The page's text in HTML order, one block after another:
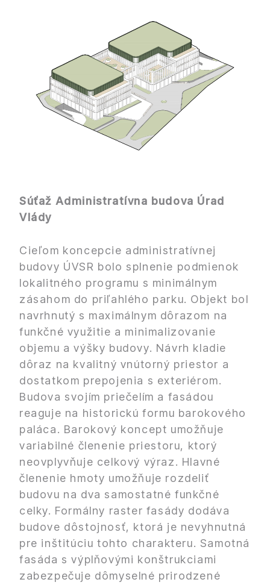
Súťaž Administratívna budova Úrad
Vlády
Cieľom koncepcie administratívnej
budovy ÚVSR bolo splnenie podmienok
lokalitného programu s minimálnym
zásahom do priľahlého parku. Objekt bol
navrhnutý s maximálnym dôrazom na
funkčné využitie a minimalizovanie
objemu a výšky budovy. Návrh kladie
dôraz na kvalitný vnútorný priestor a
dostatkom prepojenia s exteriérom.
Budova svojím priečelím a fasádou
reaguje na historickú formu barokového
paláca. Barokový koncept umožňuje
variabilné členenie priestoru, ktorý
neovplyvňuje celkový výraz. Hlavné
členenie hmoty umožňuje rozdeliť
budovu na dva samostatné funkčné
celky. Formálny raster fasády dodáva
budove dôstojnosť, ktorá je nevyhnutná
pre inštitúciu tohto charakteru. Samotná
fasáda s výplňovými konštrukciami
zabezpečuje dômyselné prirodzené